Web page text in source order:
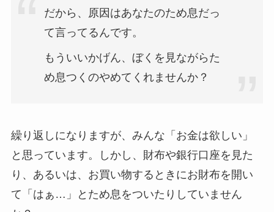
だから、原因はあなたのため息だっ
て言ってるんです。
もういいかげん、ぼくを見ながらた
め息つくのやめてくれませんか？
繰り返しになりますが、みんな「お金は欲しい」
と思っています。しかし、財布や銀行口座を見た
り、あるいは、お買い物するときにお財布を開い
て「はぁ…」とため息をついたりしていません